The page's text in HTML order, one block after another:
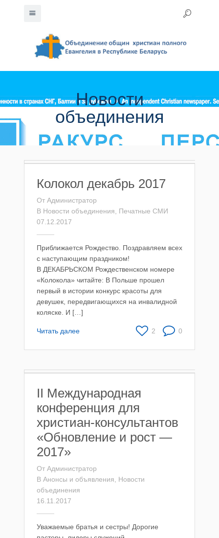
Новости
объединения
Колокол декабрь 2017
От Администратор
В Новости объединения
Печатные СМИ
07.12.2017
Приближается Рождество. Поздравляем всех
с наступающим праздником!
В ДЕКАБРЬСКОМ Рождественском номере
«Колокола» читайте: В Польше прошел
первый в истории конкурс красоты для
девушек, передвигающихся на инвалидной
коляске. И […]
Читать далее 0
2
II Международная
конференция для
христиан-консультантов
«Обновление и рост —
2017»
От Администратор
В Анонсы и объявления
Новости
объединения
16.11.2017
Уважаемые братья и сестры! Дорогие